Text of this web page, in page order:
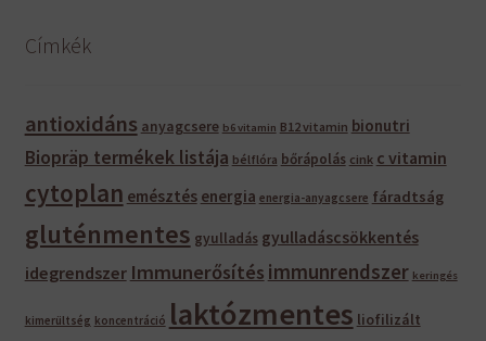
Címkék
antioxidáns anyagcsere b6 vitamin B12 vitamin bionutri
Biopräp termékek listája bélflóra bőrápolás cink c vitamin
cytoplan emésztés energia energia-anyagcsere fáradtság
gluténmentes gyulladás gyulladáscsökkentés
idegrendszer Immunerősítés immunrendszer keringés
kimerültség koncentráció laktózmentes liofilizált